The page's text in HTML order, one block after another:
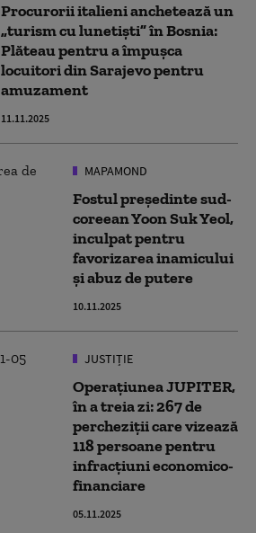
Procurorii italieni anchetează un
„turism cu lunetişti” în Bosnia:
Plăteau pentru a împuşca
locuitori din Sarajevo pentru
amuzament
11.11.2025
MAPAMOND
Fostul președinte sud-
coreean Yoon Suk Yeol,
inculpat pentru
favorizarea inamicului
și abuz de putere
10.11.2025
JUSTIȚIE
Operațiunea JUPITER,
în a treia zi: 267 de
percheziții care vizează
118 persoane pentru
infracțiuni economico-
financiare
05.11.2025